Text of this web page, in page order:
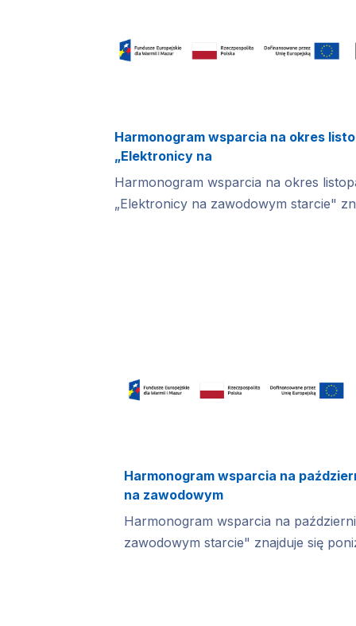
Harmonogram wsparcia na okres
„Elektronicy na
Harmonogram wsparcia na okres
„Elektronicy na zawodowym starcie"
Harmonogram wsparcia na
na zawodowym
Harmonogram wsparcia na
zawodowym starcie" znajduje się